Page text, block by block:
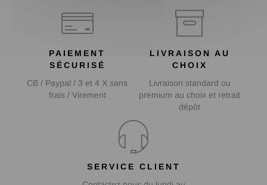
PAIEMENT
SÉCURISÉ
CB / Paypal / 3 et 4 X sans
frais / Virement
LIVRAISON AU
CHOIX
Livraison standard ou
premium au choix et retrait
dépôt
SERVICE CLIENT